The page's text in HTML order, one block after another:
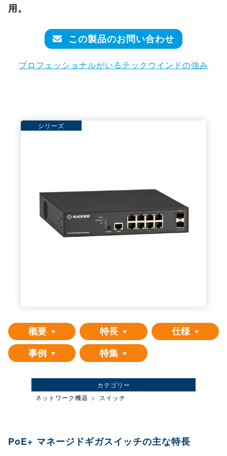
用。
この製品のお問い合わせ
プロフェッショナルがいるテックウインドの強み
シリーズ
概要 特長
仕様
事例
特集
カテゴリー
ネットワーク機器
スイッチ
PoE+ マネージドギガスイッチの主な特長